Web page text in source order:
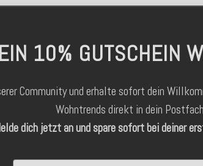
10% GUTSCHEIN
Community und erhalte sofort dein
Wohntrends direkt in dein
dich jetzt an und spare sofort bei deiner